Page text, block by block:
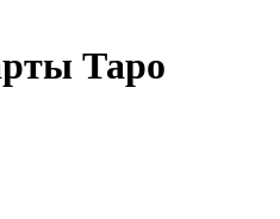
Таро